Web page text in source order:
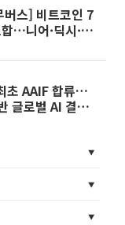
버스] 비트코인 7
…니어·딕시·
초 AAIF 합류…
글로벌 AI 결제